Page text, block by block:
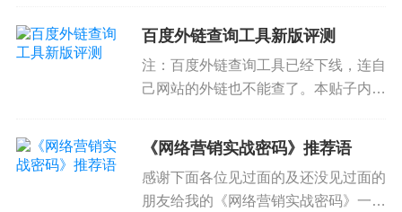
没有移动站，又不想被转码，可以通过meta标签等
方法禁止百度转码，但移动用户将访问一个PC版面
的页面，用户体验一定好不了。
没有移动站的另一个处理方法是使用百度的SiteAp
p，生成一个独立URL的移动站。不过和转码类似，
效果一般，使用的站长貌似不多。
吗？ SEO是典型的依附于其它事物才
可能产生的职业，这是比较令...
百度外链查询工具新版评测
注：百度外链查询工具已经下线，连自
己网站的外链也不能查了。本贴子内容
测，本来计划21号晚上上线，但数据
库太大，推迟到22号上午上线...
《网络营销实战密码》推荐语
感谢下面各位见过面的及还没见过面的
朋友给我的《网络营销实战密码》一书